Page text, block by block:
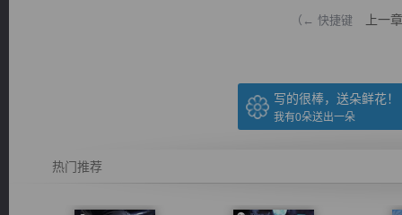
（← 快捷键 上一章
写的很棒，送朵鲜花！
我有0朵送出一朵
热门推荐